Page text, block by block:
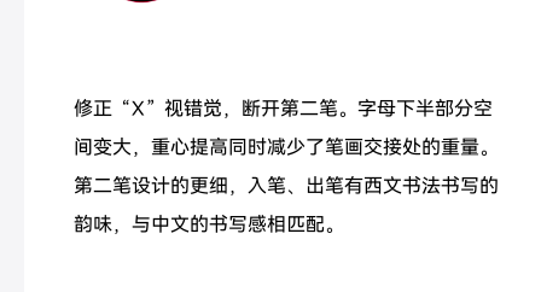
修正“X”视错觉，断开第二笔。字母下半部分空
间变大，重心提高同时减少了笔画交接处的重量。
第二笔设计的更细，入笔、出笔有西文书法书写的
韵味，与中文的书写感相匹配。